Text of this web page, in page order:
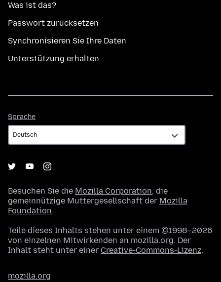
Was ist das?
Passwort zurücksetzen
Synchronisieren Sie Ihre Daten
Unterstützung erhalten
Sprache
Besuchen Sie die Mozilla Corporation, die
gemeinnützige Muttergesellschaft der Mozilla
Foundation.
Teile dieses Inhalts stehen unter einem ©1998–2026
von einzelnen Mitwirkenden an mozilla.org. Der
Inhalt steht unter einer Creative-Commons-Lizenz.
mozilla.org